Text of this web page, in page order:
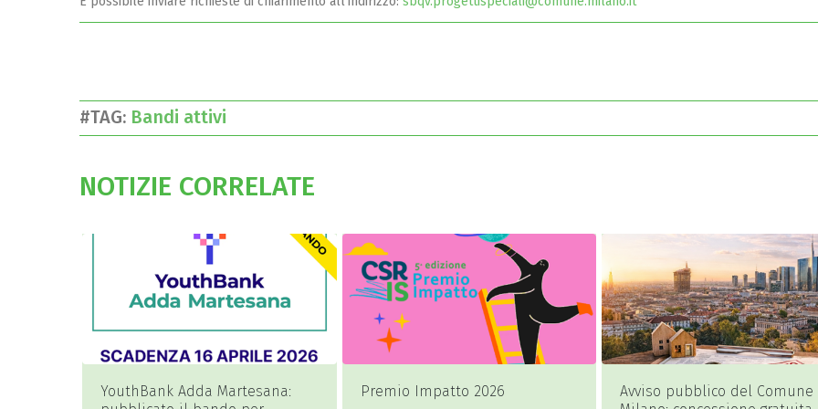
#TAG: Bandi attivi
NOTIZIE CORRELATE
YouthBank Adda Martesana:
Premio Impatto 2026
Avviso pubblico del